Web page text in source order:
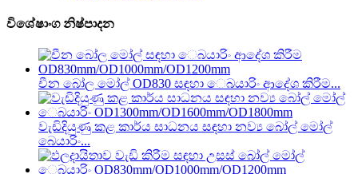
විශේෂාංග නිෂ්පාදන
චීන බෝල මෝල් OD830 සඳහා ෙබයාරිං ආදේශ කිරීම...
වැඩිදියුණු කළ කාර්ය සාධනය සඳහා නව්‍ය බෝල් මෝල්
බෙයාරිං...